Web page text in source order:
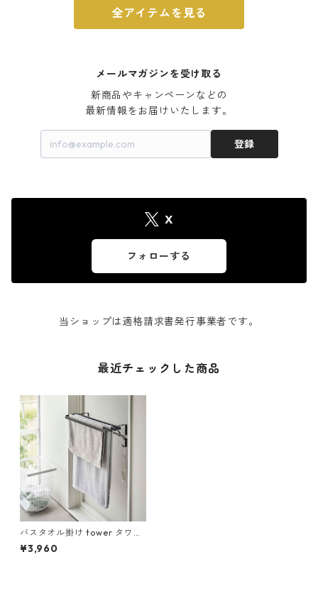
全アイテムを見る
メールマガジンを受け取る
新商品やキャンペーンなどの
最新情報をお届けいたします。
登録
X
フォローする
当ショップは適格請求書発行事業者です。
最近チェックした商品
バスタオル掛け tower タワー
浴室扉タオル掛け上 バスタオ
ルハンガー ブラック
¥3,960